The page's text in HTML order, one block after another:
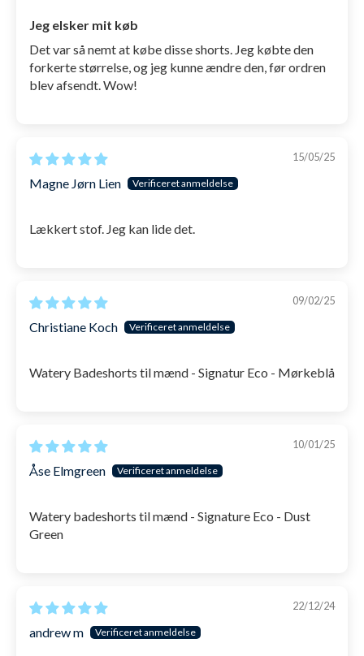
Maskinvaskes koldt (under 30 grader). Ikke i
tørretumbleren. Tænk gerne på miljøet: Vask dem så
lidt som muligt.
Jeg elsker mit køb
Det var så nemt at købe disse shorts. Jeg købte den
forkerte størrelse, og jeg kunne ændre den, før ordren
blev afsendt. Wow!
15/05/25
Magne Jørn Lien
Lækkert stof. Jeg kan lide det.
09/02/25
Christiane Koch
Watery Badeshorts til mænd - Signatur Eco - Mørkeblå
10/01/25
Åse Elmgreen
Watery badeshorts til mænd - Signature Eco - Dust
Green
22/12/24
andrew m